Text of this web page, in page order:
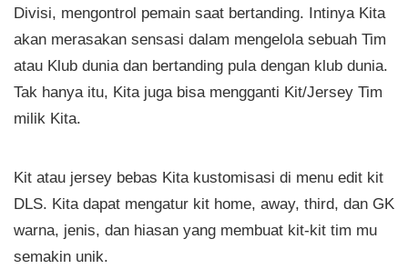
Divisi, mengontrol pemain saat bertanding. Intinya Kita
akan merasakan sensasi dalam mengelola sebuah Tim
atau Klub dunia dan bertanding pula dengan klub dunia.
Tak hanya itu, Kita juga bisa mengganti Kit/Jersey Tim
milik Kita.
Kit atau jersey bebas Kita kustomisasi di menu edit kit
DLS. Kita dapat mengatur kit home, away, third, dan GK
warna, jenis, dan hiasan yang membuat kit-kit tim mu
semakin unik.